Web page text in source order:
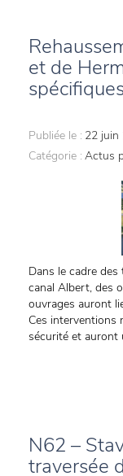
et de
Publiée le : 22 juin
Catégorie : Actus
Dans le cadre
canal Albert, des
ouvrages auront
Ces interventions
sécurité et auront
N62 –
traversée